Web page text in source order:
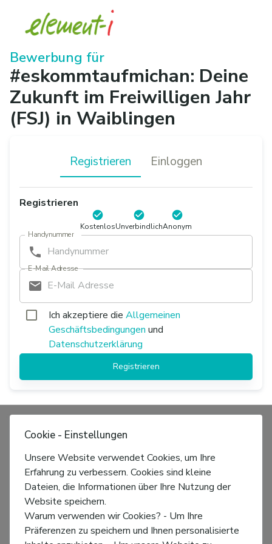
Bewerbung für
#eskommtaufmichan: Deine
Zukunft im Freiwilligen Jahr
(FSJ) in Waiblingen
Registrieren Einloggen
Registrieren
KostenlosUnverbindlichAnonym
Handynummer
E-Mail Adresse
Ich akzeptiere die Allgemeinen
Geschäftsbedingungen und
Datenschutzerklärung
Registrieren
Cookie - Einstellungen
Unsere Website verwendet Cookies, um Ihre
Erfahrung zu verbessern. Cookies sind kleine
Dateien, die Informationen über Ihre Nutzung der
Website speichern.
Warum verwenden wir Cookies? - Um Ihre
Präferenzen zu speichern und Ihnen personalisierte